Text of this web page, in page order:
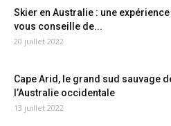
Skier en Australie : une expérience
vous conseille de...
20 juillet 2022
Cape Arid, le grand sud sauvage
l’Australie occidentale
13 juillet 2022